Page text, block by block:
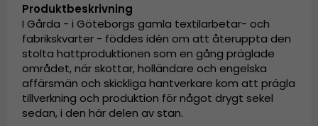
Produktbeskrivning
I Gårda - i Göteborgs gamla textilarbetar- och
fabrikskvarter - föddes idén om att återuppta den
stolta hattproduktionen som en gång präglade
området, när skottar, holländare och engelska
affärsmän och skickliga hantverkare kom att prägla
tillverkning och produktion för något drygt sekel
sedan, i den här delen av stan.